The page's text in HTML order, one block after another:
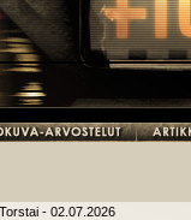
Torstai - 02.07.2026